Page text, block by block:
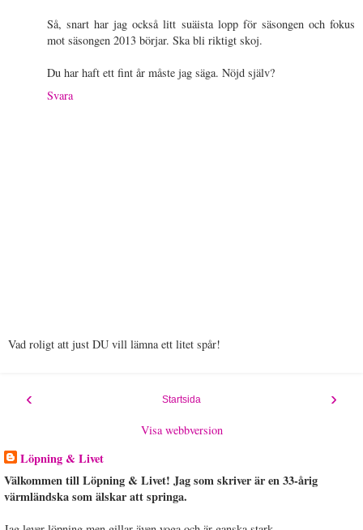
Så, snart har jag också litt suäista lopp för säsongen och fokus
mot säsongen 2013 börjar. Ska bli riktigt skoj.
Du har haft ett fint år måste jag säga. Nöjd själv?
Svara
Vad roligt att just DU vill lämna ett litet spår!
‹ ›
Startsida
Visa webbversion
Löpning & Livet
Välkommen till Löpning & Livet! Jag som skriver är en 33-årig
värmländska som älskar att springa.